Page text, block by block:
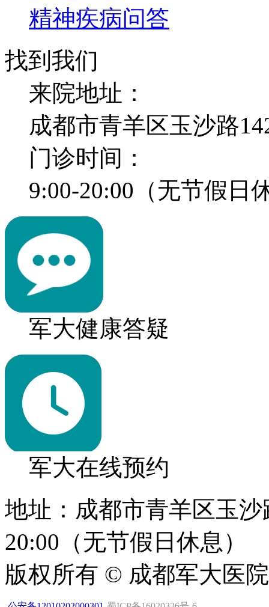
精神疾病问答
找到我们
来院地址：
成都市青羊区玉沙路
门诊时间：
9:00-20:00（无节假日
军大健康答疑
军大在线预约
地址：成都市青羊区玉
20:00（无节假日休息）
版权所有 © 成都军大医